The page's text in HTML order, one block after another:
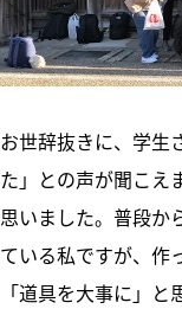
お世辞抜きに、学生
た」との声が聞こえ
思いました。普段か
ている私ですが、作
「道具を大事に」